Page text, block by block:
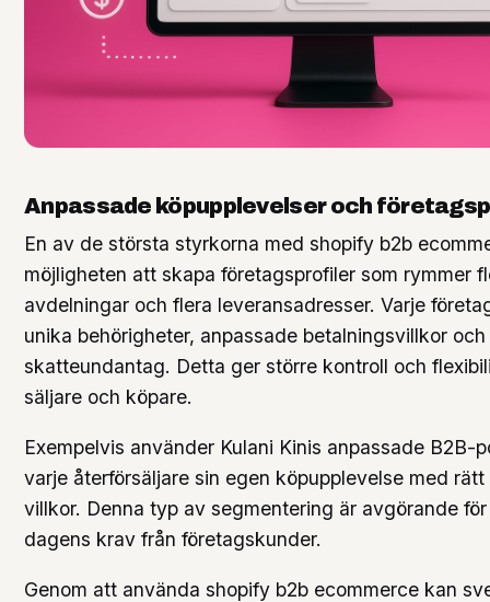
Anpassade köpupplevelser och
En av de största styrkorna med shopify b2b
möjligheten att skapa företagsprofiler som rymmer
avdelningar och flera leveransadresser. Varje
unika behörigheter, anpassade betalningsvillkor och
skatteundantag. Detta ger större kontroll och
säljare och köpare.
Exempelvis använder Kulani Kinis anpassade B2B-
varje återförsäljare sin egen köpupplevelse med rätt
villkor. Denna typ av segmentering är avgörande
dagens krav från företagskunder.
Genom att använda shopify b2b ecommerce kan